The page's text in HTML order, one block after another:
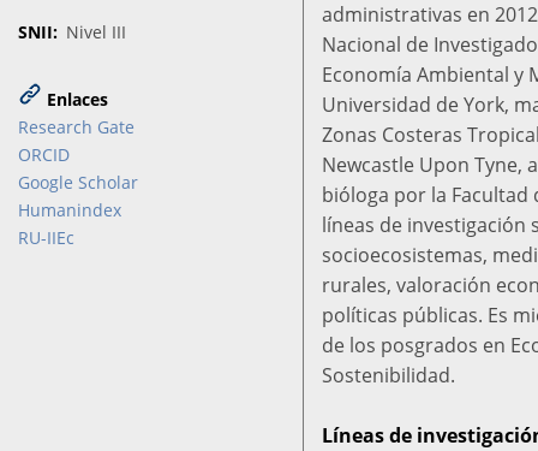
SNII Nivel III
Enlaces
Research Gate
ORCID
Google Scholar
Humanindex
RU-IIEc
administrativas en
Nacional de
Economía Ambiental y
Universidad de York,
Zonas Costeras
Newcastle Upon Tyne,
bióloga por la Facultad
líneas de investigación
socioecosistemas,
rurales, valoración
políticas públicas. Es
de los posgrados en
Sostenibilidad.
Líneas de